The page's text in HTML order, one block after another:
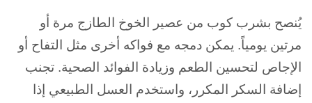
يُنصح بشرب كوب من عصير الخوخ الطازج مرة أو
مرتين يومياً. يمكن دمجه مع فواكه أخرى مثل التفاح أو
الإجاص لتحسين الطعم وزيادة الفوائد الصحية. تجنب
إضافة السكر المكرر، واستخدم العسل الطبيعي إذا